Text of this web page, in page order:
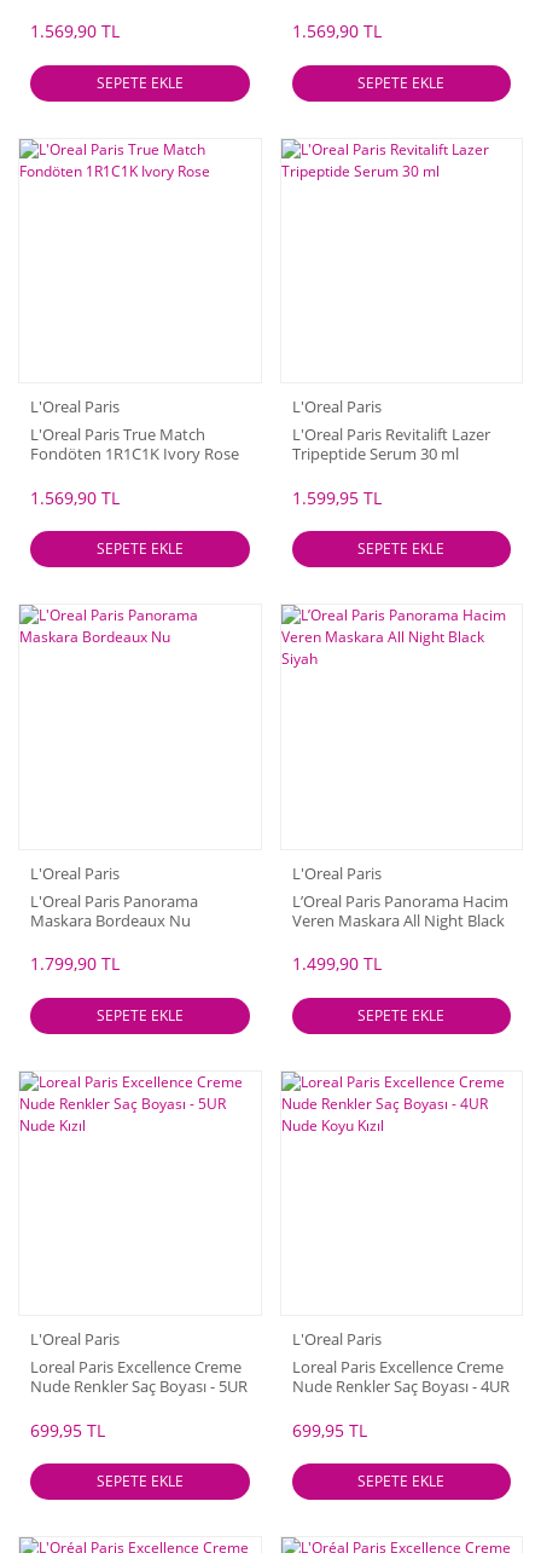
1.569,90 TL
SEPETE EKLE
1.569,90 TL
SEPETE EKLE
L'Oreal Paris
L'Oreal Paris True Match
Fondöten 1R1C1K Ivory Rose
1.569,90 TL
SEPETE EKLE
L'Oreal Paris
L'Oreal Paris Revitalift Lazer
Tripeptide Serum 30 ml
1.599,95 TL
SEPETE EKLE
L'Oreal Paris
L'Oreal Paris Panorama
Maskara Bordeaux Nu
1.799,90 TL
SEPETE EKLE
L'Oreal Paris
L’Oreal Paris Panorama Hacim
Veren Maskara All Night Black
1.499,90 TL
SEPETE EKLE
L'Oreal Paris
Loreal Paris Excellence Creme
Nude Renkler Saç Boyası - 5UR
699,95 TL
SEPETE EKLE
L'Oreal Paris
Loreal Paris Excellence Creme
Nude Renkler Saç Boyası - 4UR
699,95 TL
SEPETE EKLE